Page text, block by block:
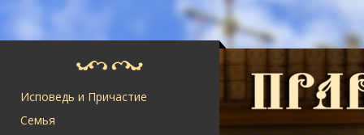
Исповедь и Причастие
Семья